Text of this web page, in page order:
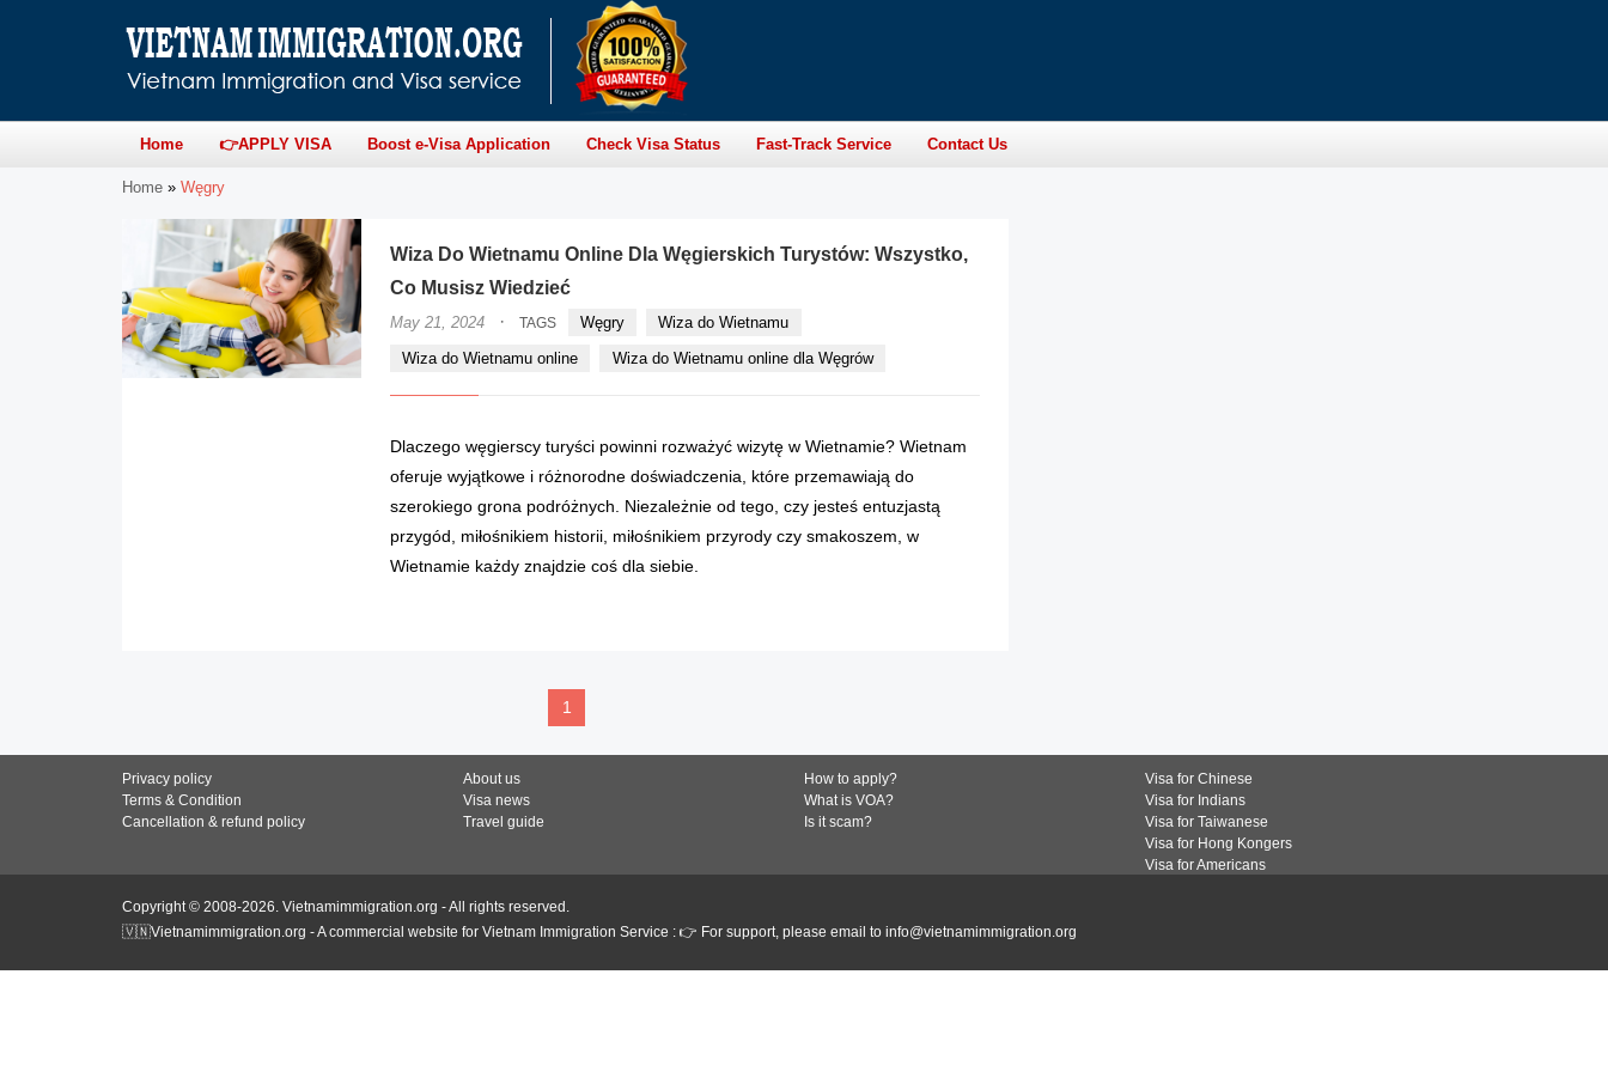
Home 👉APPLY VISA Boost e-Visa Application Check Visa Status Fast-Track Service Contact Us
Home » Węgry
Wiza Do Wietnamu Online Dla Węgierskich Turystów: Wszystko,
Co Musisz Wiedzieć
May 21, 2024 · TAGS Węgry
Wiza do Wietnamu
Wiza do Wietnamu online
Wiza do Wietnamu online dla Węgrów
Dlaczego węgierscy turyści powinni rozważyć wizytę w Wietnamie? Wietnam
oferuje wyjątkowe i różnorodne doświadczenia, które przemawiają do
szerokiego grona podróżnych. Niezależnie od tego, czy jesteś entuzjastą
przygód, miłośnikiem historii, miłośnikiem przyrody czy smakoszem, w
Wietnamie każdy znajdzie coś dla siebie.
1
Privacy policy
Terms & Condition
Cancellation & refund policy
About us
Visa news
Travel guide
How to apply?
What is VOA?
Is it scam?
Visa for Chinese
Visa for Indians
Visa for Taiwanese
Visa for Hong Kongers
Visa for Americans
Copyright © 2008-2026. Vietnamimmigration.org - All rights reserved.
🇻🇳Vietnamimmigration.org - A commercial website for Vietnam Immigration Service : 👉 For support, please email to info@vietnamimmigration.org